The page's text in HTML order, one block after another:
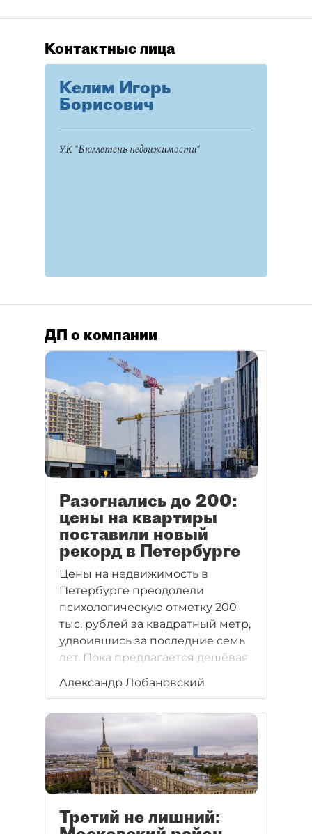
Контактные лица
Келим Игорь
Борисович
УК "Бюллетень недвижимости"
ДП о компании
Разогнались до 200:
цены на квартиры
поставили новый
рекорд в Петербурге
Цены на недвижимость в
Петербурге преодолели
психологическую отметку 200
тыс. рублей за квадратный метр,
удвоившись за последние семь
лет. Пока предлагается дешёвая
квартиры и по такой цене. Но,
предыдущих кризисов, рынок
легко может перейти к
стагнации или даже падению.
Александр Лобановский
Третий не лишний: